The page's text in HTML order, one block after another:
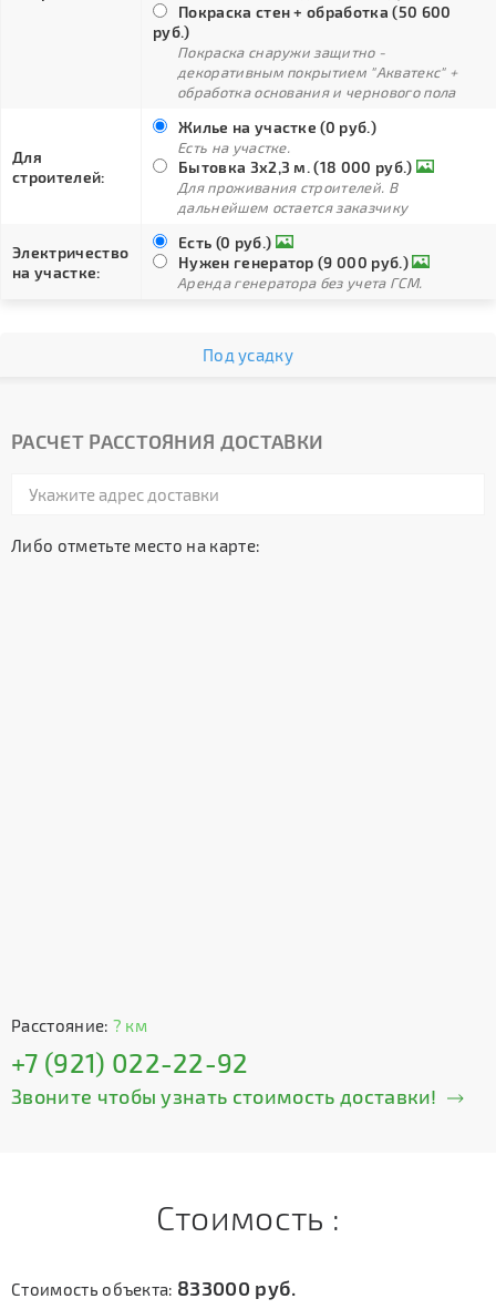
Покраска стен + обработка (50 600
руб.)
Покраска снаружи защитно -
декоративным покрытием "Акватекс" +
обработка основания и чернового пола
Для
строителей:
Жилье на участке (0 руб.)
Есть на участке.
Бытовка 3х2,3 м. (18 000 руб.)
Для проживания строителей. В
дальнейшем остается заказчику
Электричество
на участке:
Есть (0 руб.)
Нужен генератор (9 000 руб.)
Аренда генератора без учета ГСМ.
Под усадку
РАСЧЕТ РАССТОЯНИЯ ДОСТАВКИ
Либо отметьте место на карте:
Расстояние: ? км
+7 (921) 022-22-92
Звоните чтобы узнать стоимость доставки!
Стоимость :
Стоимость объекта: 833000 руб.